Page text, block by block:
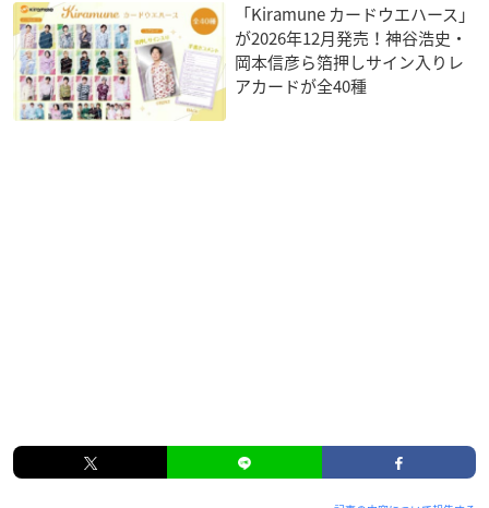
「Kiramune カードウエハース」
が2026年12月発売！神谷浩史・
岡本信彦ら箔押しサイン入りレ
アカードが全40種